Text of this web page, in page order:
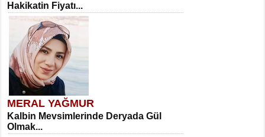
Hakikatin Fiyatı...
MERAL YAĞMUR
Kalbin Mevsimlerinde Deryada Gül
Olmak...